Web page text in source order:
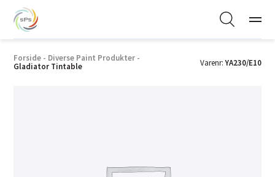
Forside - Diverse Paint Produkter -
Gladiator Tintable
Varenr: YA230/E10